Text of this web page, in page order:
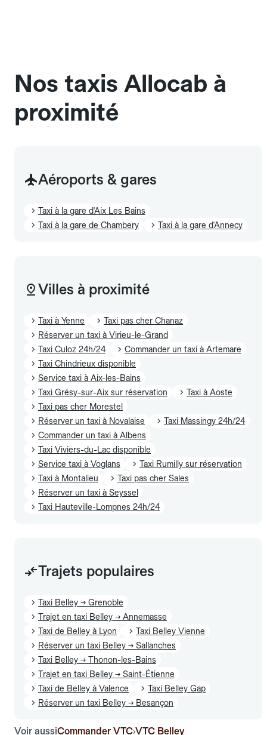
Nos taxis Allocab à
proximité
Aéroports & gares
Taxi à la gare d'Aix Les Bains
Taxi à la gare de Chambery
Taxi à la gare d'Annecy
Villes à proximité
Taxi à Yenne
Taxi pas cher Chanaz
Réserver un taxi à Virieu-le-Grand
Taxi Culoz 24h/24
Commander un taxi à Artemare
Taxi Chindrieux disponible
Service taxi à Aix-les-Bains
Taxi Grésy-sur-Aix sur réservation
Taxi à Aoste
Taxi pas cher Morestel
Réserver un taxi à Novalaise
Taxi Massingy 24h/24
Commander un taxi à Albens
Taxi Viviers-du-Lac disponible
Service taxi à Voglans
Taxi Rumilly sur réservation
Taxi à Montalieu
Taxi pas cher Sales
Réserver un taxi à Seyssel
Taxi Hauteville-Lompnes 24h/24
Trajets populaires
Taxi Belley → Grenoble
Trajet en taxi Belley → Annemasse
Taxi de Belley à Lyon
Taxi Belley Vienne
Réserver un taxi Belley → Sallanches
Taxi Belley → Thonon-les-Bains
Trajet en taxi Belley → Saint-Étienne
Taxi de Belley à Valence
Taxi Belley Gap
Réserver un taxi Belley → Besançon
Voir aussiCommander VTC›VTC Belley